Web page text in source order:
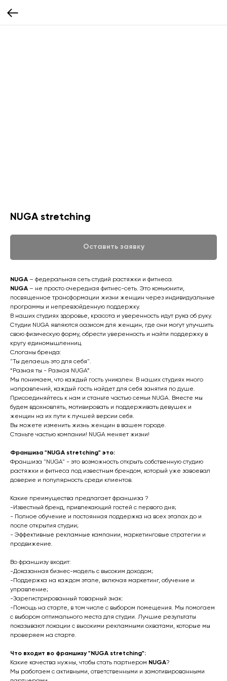
NUGA stretching
Оставить заявку
NUGA – федеральная сеть студий растяжки и фитнеса.
NUGA – не просто очередная фитнес-сеть. Это комьюнити,
посвященное трансформации жизни женщин через индивидуальные
программы и непревзойденную поддержку.
В наших студиях здоровье, красота и уверенность идут рука об руку.
Студии NUGA являются оазисом для женщин, где они могут улучшить
свою физическую форму, обрести уверенность и найти поддержку в
кругу единомышленниц.
Слоганы бренда:
"Ты делаешь это для себя".
“Разная ты - Разная NUGA”.
Мы понимаем, что каждый гость уникален. В наших студиях много
направлений, каждый гость найдет для себя занятия по душе.
Присоединяйтесь к нам и станьте частью семьи NUGA. Вместе мы
будем вдохновлять, мотивировать и поддерживать девушек и
женщин на их пути к лучшей версии себя.
Вы можете изменить жизнь женщин в вашем городе.
Станьте частью компании! NUGA меняет жизни!
Франшиза "NUGA stretching" это:
Франшиза "NUGA" - это возможность открыть собственную студию
растяжки и фитнеса под известным брендом, который уже завоевал
доверие и популярность среди клиентов.
Какие преимущества предлагает франшиза ?
-Известный бренд, привлекающий гостей с первого дня;
- Полное обучение и постоянная поддержка на всех этапах до и
после открытия студии;
- Эффективные рекламные кампании, маркетинговые стратегии и
продвижение.
Во франшизу входит:
-Доказанная бизнес-модель с высоким доходом;
-Поддержка на каждом этапе, включая маркетинг, обучение и
управление;
-Зарегистрированный товарный знак:
-Помощь на старте, в том числе с выбором помещения. Мы помогаем
с выбором оптимального места для студии. Лучшие результаты
показывают локации с высокими рекламными охватами, которые мы
проверяем на старте.
Что входит во франшизу "NUGA stretching":
Какие качества нужны, чтобы стать партнером NUGA?
Мы работаем с активными, ответственными и замотивированными